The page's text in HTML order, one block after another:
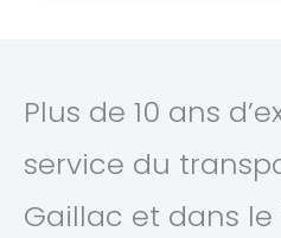
Plus de 10 ans
service du
Gaillac et dans le